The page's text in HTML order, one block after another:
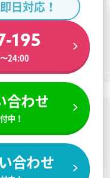
日対応！
195
24:00
合わせ
中！
合わせ